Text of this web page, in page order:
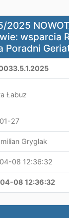
2025
wsparcia
Poradni
Łabuz
27
Gryglak
08 12:36:32
08 12:36:32